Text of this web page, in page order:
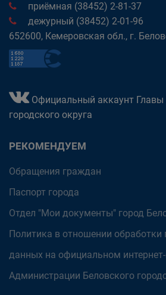
приёмная (38452) 2-81-37
дежурный (38452) 2-01-96
652600, Кемеровская обл., г.
Официальный аккаунт Главы
городского округа
РЕКОМЕНДУЕМ
Обращения граждан
Паспорт города
Отдел "Мои документы" город
Политика в отношении обработки
данных на официальном
Администрации Беловского